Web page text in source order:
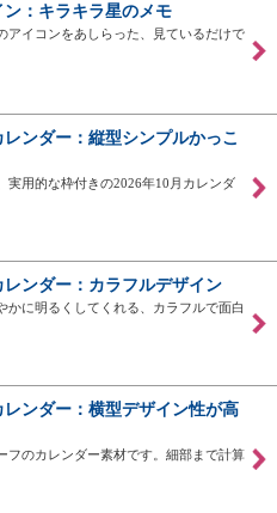
ン：キラキラ星のメモ
アイコンをあしらった、見ているだけで
ンダー：縦型シンプルかっこ
実用的な枠付きの2026年10月カレンダ
レンダー：カラフルデザイン
かに明るくしてくれる、カラフルで面白
レンダー：横型デザイン性が高
フのカレンダー素材です。細部まで計算